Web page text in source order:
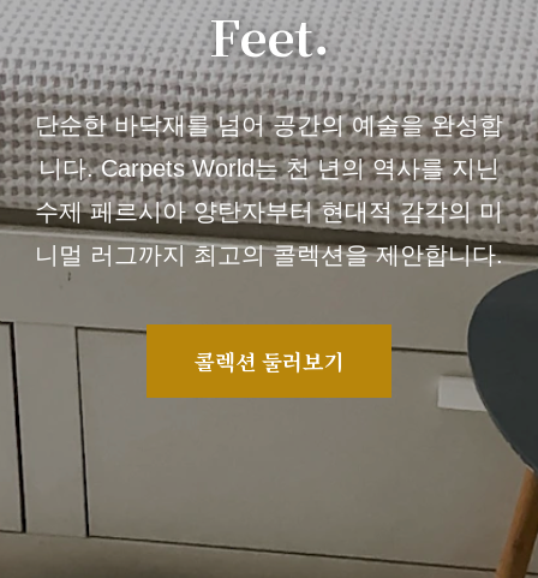
Feet.
단순한 바닥재를 넘어 공간의 예술을 완성합
니다. Carpets World는 천 년의 역사를 지닌
수제 페르시아 양탄자부터 현대적 감각의 미
니멀 러그까지 최고의 콜렉션을 제안합니다.
콜렉션 둘러보기